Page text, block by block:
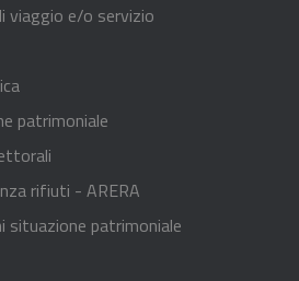
viaggio e/o servizio
patrimoniale
rifiuti - ARERA
situazione patrimoniale